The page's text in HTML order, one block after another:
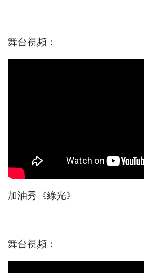
舞台視頻：
加油秀《綠光》
舞台視頻：